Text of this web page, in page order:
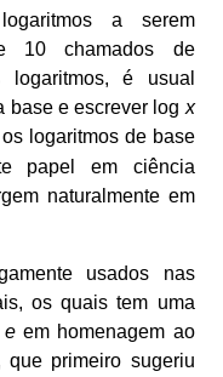
a serem
10 chamados de
logaritmos, é usual
base e escrever log x
logaritmos de base
papel em ciência
naturalmente em
usados nas
os quais tem uma
eem homenagem ao
que primeiro sugeriu